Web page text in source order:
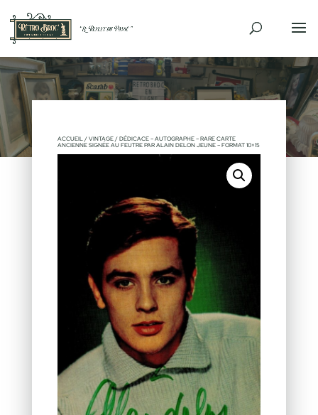
ACCUEIL/ VINTAGE/ DÉDICACE – AUTOGRAPHE – RARE CARTE
ANCIENNE SIGNÉE AU FEUTRE PAR ALAIN DELON JEUNE – FORMAT 10×15